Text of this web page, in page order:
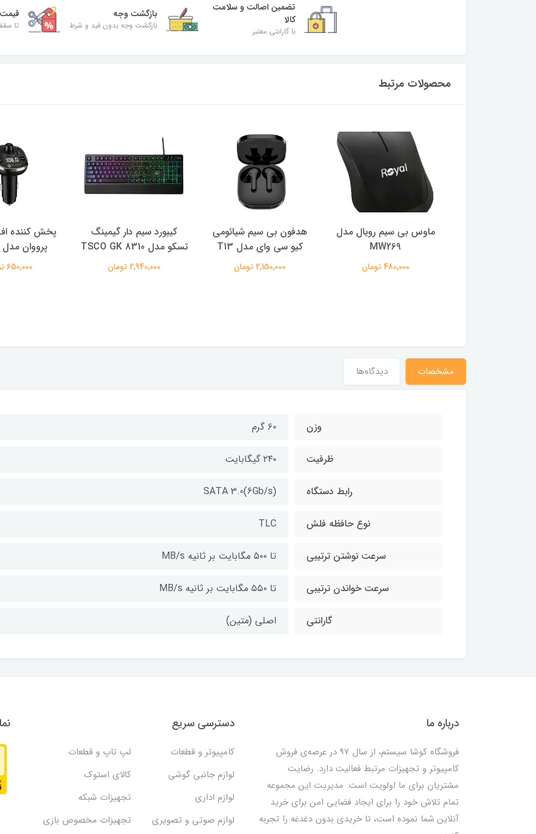
تضمین اصالت و سلامت
کالا
با گارانتی معتبر
بازگشت وجه
بازگشت وجه بدون قید و شرط تا سقف 30%
محصولات مرتبط
ماوس بی سیم رویال مدل
MW269
480,000 تومان
هدفون بی سیم شیائومی
کیو سی وای مدل T13
2,150,000 تومان
کیبورد سیم دار گیمینگ
تسکو مدل TSCO GK 8310
2,940,000 تومان
پخش کننده
پرووان مدل PFT93
650,000 تومان
مشخصات دیدگاه‌ها
وزن ۶۰ گرم
ظرفیت ۲۴۰ گیگابایت
رابط دستگاه SATA 3.0(6Gb/s)
نوع حافظه فلش TLC
سرعت نوشتن ترتیبی تا ۵۰۰ مگابایت بر ثانیه MB/s
سرعت خواندن ترتیبی تا ۵۵۰ مگابایت بر ثانیه MB/s
گارانتی اصلی (متین)
درباره ما
فروشگاه کوشا سیستم، از سال 97 در عرصه‌ی فروش
کامپیوتر و تجهیزات مرتبط فعالیت دارد. رضایت
مشتریان برای ما اولویت است. مدیریت این مجموعه
تمام تلاش خود را برای ایجاد فضایی امن برای خرید
آنلاین شما نموده است، تا خریدی بدون دغدغه را تجربه
دسترسی سریع
کامپیوتر و قطعات
لپ تاپ و قطعات
لوازم جانبی گوشی
کالای استوک
لوازم اداری
تجهیزات شبکه
لوازم صوتی و تصویری
تجهیزات مخصوص بازی